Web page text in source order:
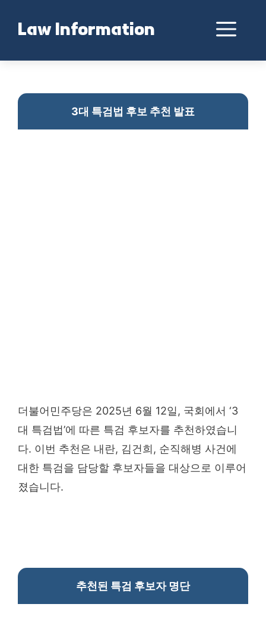
contentLaw Information
3대 특검법 후보 추천 발표
더불어민주당은 2025년 6월 12일, 국회에서 ‘3
대 특검법’에 따른 특검 후보자를 추천하였습니
다. 이번 추천은 내란, 김건희, 순직해병 사건에
대한 특검을 담당할 후보자들을 대상으로 이루어
졌습니다.
추천된 특검 후보자 명단